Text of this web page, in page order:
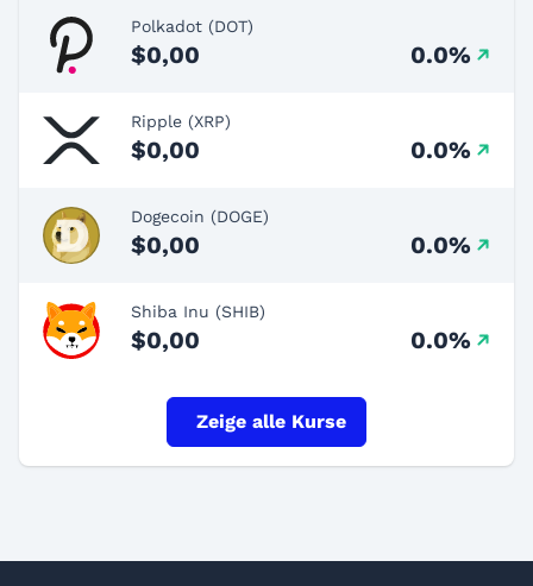
Polkadot (DOT)
$0,00 0.0%
Ripple (XRP)
$0,00 0.0%
Dogecoin (DOGE)
$0,00 0.0%
Shiba Inu (SHIB)
$0,00 0.0%
Zeige alle Kurse